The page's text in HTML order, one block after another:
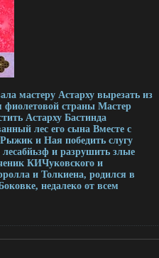
мастеру Астарху вырезать из
фиолетовой страны Мастер
Астарху Бастинда
лес его сына Вместе с
и Ная победить слугу
и разрушить злые
КИЧуковского и
и Толкиена, родился в
недалеко от всем